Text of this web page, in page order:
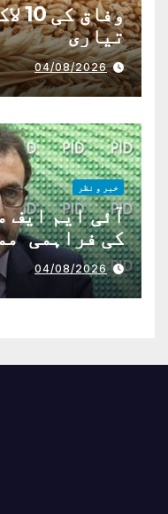
تیاری
04/08/2026
خبر و نظر
آئی ایم ایف
کی فراہمی
04/08/2026